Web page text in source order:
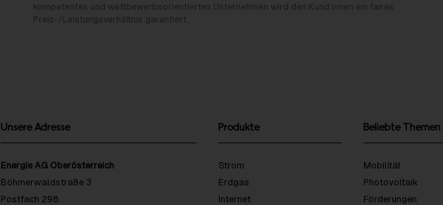
kompetentes und wettbewerbsorientiertes Unternehmen wird den Kund:innen ein faires
Preis-/Leistungsverhältnis garantiert.
Unsere Adresse
Energie AG Oberösterreich
Böhmerwaldstraße 3
Postfach 298
Produkte
Strom
Erdgas
Internet
Beliebte Themen
Mobilität
Photovoltaik
Förderungen